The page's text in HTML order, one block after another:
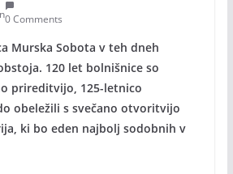
0 Comments
Murska Sobota v teh dneh
120 let bolnišnice so
prireditvijo, 125-letnico
obeležili s svečano otvoritvijo
ki bo eden najbolj sodobnih v